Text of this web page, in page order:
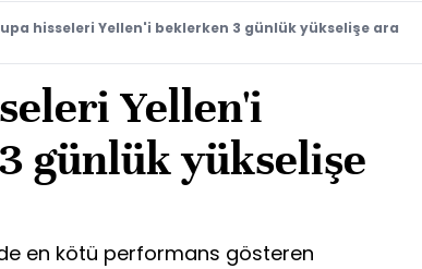
hisseleri Yellen'i beklerken 3 günlük yükselişe ara
Yellen'i
günlük yükselişe
en kötü performans gösteren